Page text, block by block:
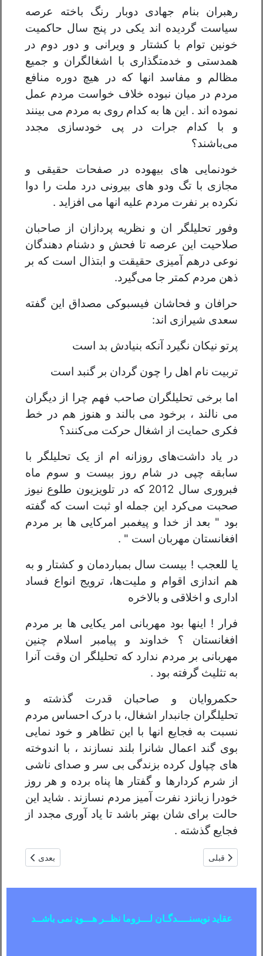
رهبران بنام جهادی دوبار رنگ باخته عرصه
سیاست گردیده اند یکی در پنج سال حاکمیت
خونین توام با کشتار و ویرانی و دور دوم در
همدستی و خدمتگذاری با اشغالگران و جمیع
مظالم و مفاسد انها که در هیچ‌ دوره منافع
مردم در میان نبوده خلاف خواست مردم عمل
نموده اند . این ها به کدام روی به مردم می بینند
و با کدام جرات در پی خودسازی مجدد
می‌باشند؟
خودنمایی های بیهوده در صفحات حقیقی و
مجازی با تگ ودو های بیرونی درد ملت را دوا
نکرده بر نفرت مردم علیه انها می افزاید .
وفور تحلیلگر ان و نظریه پردازان از صاحبان
صلاحیت این عرصه تا فحش و دشنام دهندگان
نوعی درهم آمیزی حقیقت و ابتذال است که بر
ذهن مردم کمتر جا می‌گیرد.
حرافان و فحاشان فیسبوکی مصداق این گفته
سعدی شیرازی اند:
پرتو نیکان نگیرد آنکه بنیادش بد است
تربیت نام اهل را چون گردان بر گنبد است
اما برخی تحلیلگران صاحب فهم چرا از دیگران
می نالند ، برخود می بالند و هنوز هم در خط
فکری حمایت از اشغال حرکت می‌کنند؟
در یاد داشت‌های روزانه ام از یک تحلیلگر با
سابقه چپی در شام روز بیست و سوم ماه
فبروری سال 2012 که در تلویزیون طلوع نیوز
صحبت می‌کرد این جمله او ثبت است که گفته
بود " بعد از خدا و پیغمبر امرکایی ها بر مردم
افغانستان مهربان است " .
یا للعجب ! بیست سال بمباردمان و کشتار و به
هم اندازی اقوام و ملیت‌ها، ترویج انواع فساد
اداری و اخلاقی و بالاخره
فرار ! اینها بود مهربانی امر یکایی ها بر مردم
افغانستان ؟ خداوند و پیامبر اسلام چنین
مهربانی بر مردم ندارد که تحلیلگر ان وقت آنرا
به تثلیث گرفته بود .
حکمروایان و صاحبان قدرت گذشته و
تحلیلگران جانبدار اشغال، با درک احساس مردم
نسبت به فجایع انها با این تظاهر و خود نمایی
بوی گند اعمال شانرا بلند نسازند ، با اندوخته
های چپاول کرده بزندگی بی سر و صدای ناشی
از شرم کردارها و گفتار ها پناه برده و هر روز
خودرا زبانزد نفرت آمیز مردم نسازند . شاید این
حالت برای شان بهتر باشد تا یاد آوری مجدد از
فجایع گذشته .
مطلب قبلی: توافقنامه نظامی روسیه با طالبان هدف چیست و اهمیت
قبلی مطلب بعدی: به
بعدی
عقاید نویسنــــدگـان لـــزوما نظــر هـــوډ نمی باشــد